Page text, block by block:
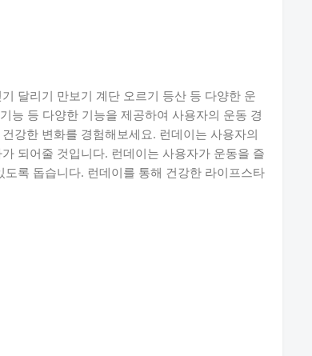
달리기 만보기 계단 오르기 등산 등 다양한 운
능 등 다양한 기능을 제공하여 사용자의 운동 경
강한 변화를 경험해보세요. 런데이는 사용자의
되어줄 것입니다. 런데이는 사용자가 운동을 즐
록 돕습니다. 런데이를 통해 건강한 라이프스타